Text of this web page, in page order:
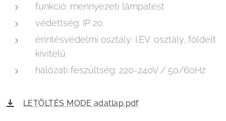
funkció: mennyezeti lámpatest
védettség: IP 20
érintésvédelmi osztály: I.ÉV. osztály, földelt
kivitelű
hálózati feszültség: 220-240V / 50/60Hz
LETÖLTÉS MODE adatlap.pdf